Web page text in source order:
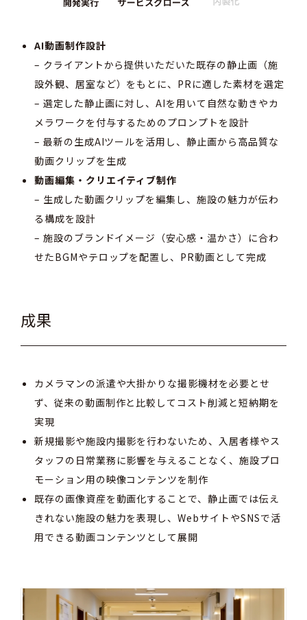
AI動画制作設計
– クライアントから提供いただいた既存の静止画（施
設外観、居室など）をもとに、PRに適した素材を選定
– 選定した静止画に対し、AIを用いて自然な動きやカ
メラワークを付与するためのプロンプトを設計
– 最新の生成AIツールを活用し、静止画から高品質な
動画クリップを生成
動画編集・クリエイティブ制作
– 生成した動画クリップを編集し、施設の魅力が伝わ
る構成を設計
– 施設のブランドイメージ（安心感・温かさ）に合わ
せたBGMやテロップを配置し、PR動画として完成
成果
カメラマンの派遣や大掛かりな撮影機材を必要とせ
ず、従来の動画制作と比較してコスト削減と短納期を
実現
新規撮影や施設内撮影を行わないため、入居者様やス
タッフの日常業務に影響を与えることなく、施設プロ
モーション用の映像コンテンツを制作
既存の画像資産を動画化することで、静止画では伝え
きれない施設の魅力を表現し、WebサイトやSNSで活
用できる動画コンテンツとして展開